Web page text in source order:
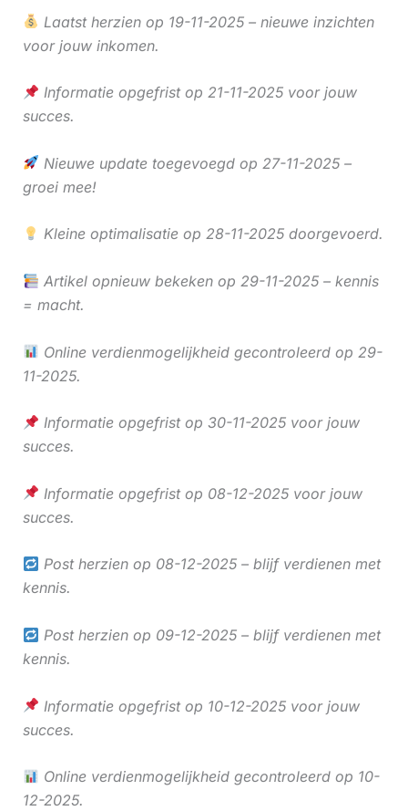
Laatst herzien op 19-11-2025 – nieuwe inzichten
voor jouw inkomen.
Informatie opgefrist op 21-11-2025 voor jouw
succes.
Nieuwe update toegevoegd op 27-11-2025 –
groei mee!
Kleine optimalisatie op 28-11-2025 doorgevoerd.
Artikel opnieuw bekeken op 29-11-2025 – kennis
= macht.
Online verdienmogelijkheid gecontroleerd op 29-
11-2025.
Informatie opgefrist op 30-11-2025 voor jouw
succes.
Informatie opgefrist op 08-12-2025 voor jouw
succes.
Post herzien op 08-12-2025 – blijf verdienen met
kennis.
Post herzien op 09-12-2025 – blijf verdienen met
kennis.
Informatie opgefrist op 10-12-2025 voor jouw
succes.
Online verdienmogelijkheid gecontroleerd op 10-
12-2025.